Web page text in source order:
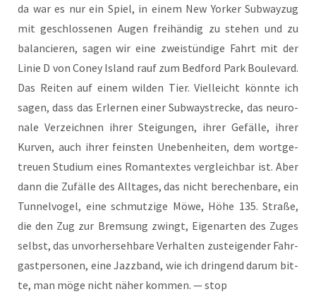
da war es nur ein Spiel, in einem New Yor­ker Sub­way­zug
mit geschlos­se­nen Augen frei­hän­dig zu ste­hen und zu
balan­cie­ren, sagen wir eine zwei­stün­di­ge Fahrt mit der
Linie D von Coney Island rauf zum Bedford Park Bou­le­vard.
Das Rei­ten auf einem wil­den Tier. Viel­leicht könn­te ich
sagen, dass das Erler­nen einer Sub­waystre­cke, das neu­ro­
na­le Ver­zeich­nen ihrer Stei­gun­gen, ihrer Gefäl­le, ihrer
Kur­ven, auch ihrer feins­ten Uneben­hei­ten, dem wort­ge­
treu­en Stu­di­um eines Roman­tex­tes ver­gleich­bar ist. Aber
dann die Zufäl­le des All­ta­ges, das nicht bere­chen­ba­re, ein
Tun­nel­vo­gel, eine schmut­zi­ge Möwe, Höhe 135. Stra­ße,
die den Zug zur Brem­sung zwingt, Eigen­ar­ten des Zuges
selbst, das unvor­her­seh­ba­re Ver­hal­ten zustei­gen­der Fahr­
gast­per­so­nen, eine Jazz­band, wie ich drin­gend dar­um bit­
te, man möge nicht näher kom­men. — stop